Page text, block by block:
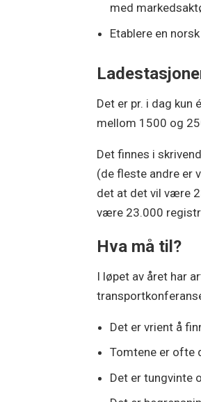
med
Etablere en
Det er pr. i dag
mellom 1500 og
Det finnes i
(de fleste andre er
det at det vil være
være 23.000
Hva må til?
I løpet av året har
Det er vrient å
Tomtene er ofte
Det er tungvinte